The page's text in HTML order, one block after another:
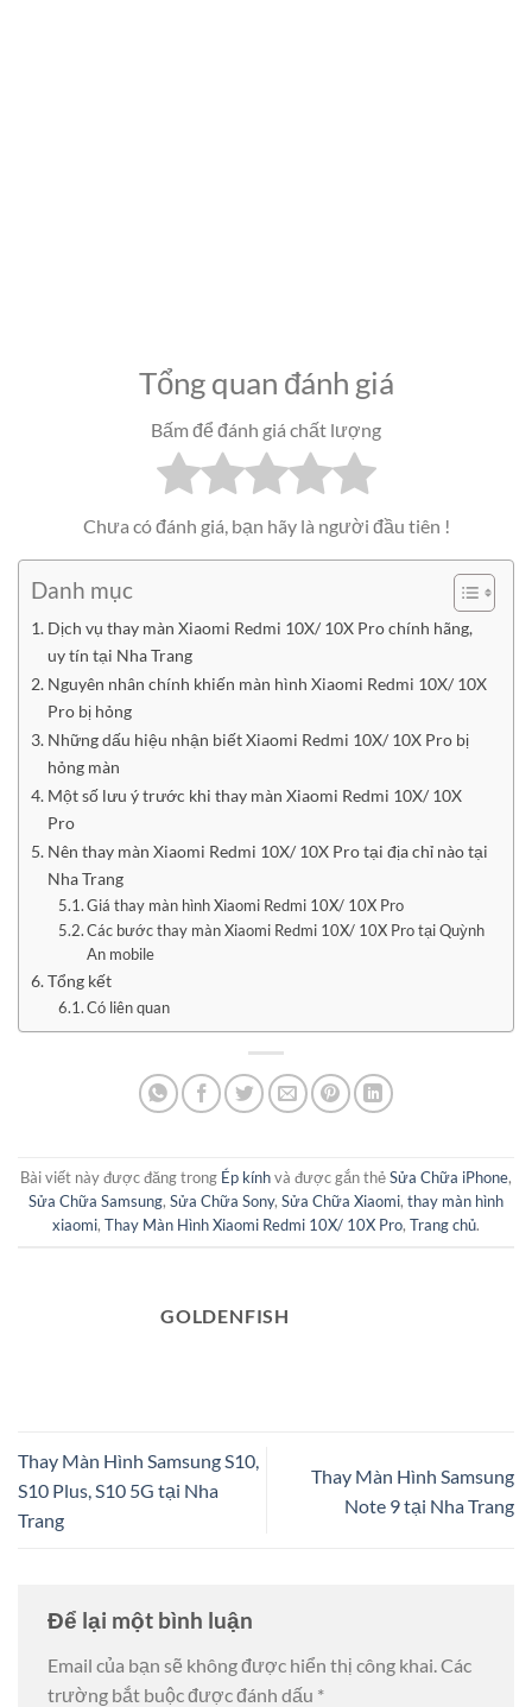
Tổng quan đánh giá
Bấm để đánh giá chất lượng
Chưa có đánh giá, bạn hãy là người đầu tiên !
Danh mục
Dịch vụ thay màn Xiaomi Redmi 10X/ 10X Pro chính hãng,
uy tín tại Nha Trang
Nguyên nhân chính khiến màn hình Xiaomi Redmi 10X/ 10X
Pro bị hỏng
Những dấu hiệu nhận biết Xiaomi Redmi 10X/ 10X Pro bị
hỏng màn
Một số lưu ý trước khi thay màn Xiaomi Redmi 10X/ 10X
Pro
Nên thay màn Xiaomi Redmi 10X/ 10X Pro tại địa chỉ nào tại
Nha Trang
Giá thay màn hình Xiaomi Redmi 10X/ 10X Pro
Các bước thay màn Xiaomi Redmi 10X/ 10X Pro tại Quỳnh
An mobile
Tổng kết
Có liên quan
Bài viết này được đăng trong Ép kínhvà được gắn thẻSửa Chữa iPhone,
Sửa Chữa Samsung, Sửa Chữa Sony, Sửa Chữa Xiaomi, thay màn hình
xiaomi, Thay Màn Hình Xiaomi Redmi 10X/ 10X Pro, Trang chủ.
GOLDENFISH
Thay Màn Hình Samsung S10,
S10 Plus, S10 5G tại Nha
Trang
Thay Màn Hình Samsung
Note 9 tại Nha Trang
Để lại một bình luận
Email của bạn sẽ không được hiển thị công khai.Các
trường bắt buộc được đánh dấu *